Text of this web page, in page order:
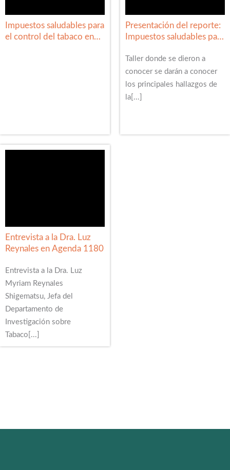
Impuestos saludables para
el control del tabaco en
Presentación del reporte:
Impuestos saludables para
México
Taller donde se dieron a
conocer se darán a conocer
los principales hallazgos de
la[...]
Entrevista a la Dra. Luz
Reynales en Agenda 1180
Entrevista a la Dra. Luz
Myriam Reynales
Shigematsu, Jefa del
Departamento de
Investigación sobre
Tabaco[...]